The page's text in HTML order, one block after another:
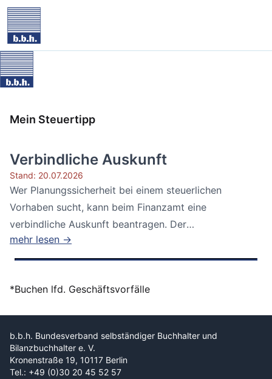
Mein Steuertipp
Verbindliche Auskunft
Stand: 20.07.2026
Wer Planungssicherheit bei einem steuerlichen
Vorhaben sucht, kann beim Finanzamt eine
verbindliche Auskunft beantragen. Der
Bundesfinanzhof...
mehr lesen →
*Buchen lfd. Geschäftsvorfälle
b.b.h. Bundesverband selbständiger Buchhalter und
Bilanzbuchhalter e. V.
Kronenstraße 19, 10117 Berlin
Tel.: +49 (0)30 20 45 52 57